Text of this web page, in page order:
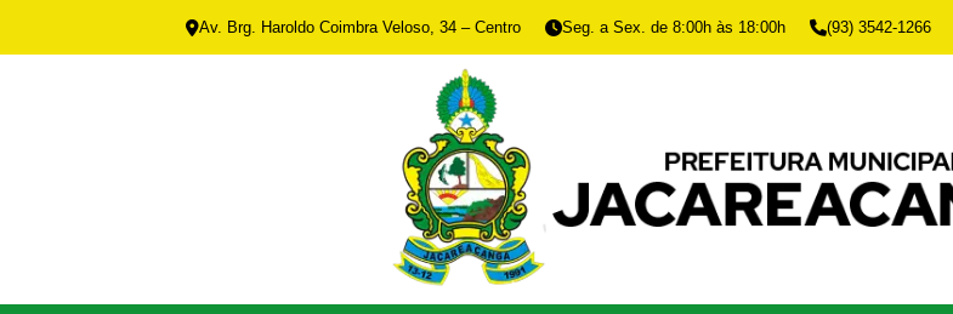
Av. Brg. Haroldo Coimbra Veloso, 34 – Centro Seg. a Sex. de 8:00h às 18:00h (93) 3542-1266